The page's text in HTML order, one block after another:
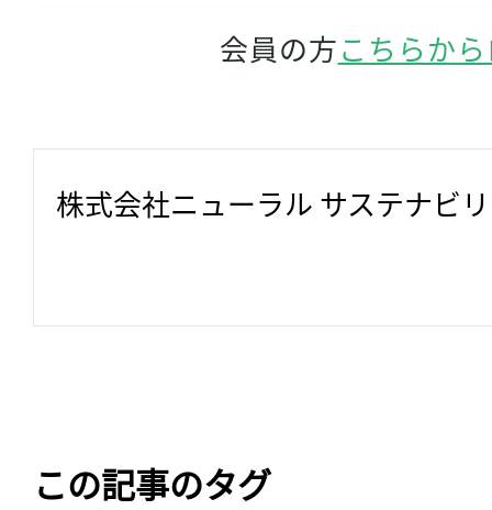
会員の方こちらか
株式会社ニューラル サステナビ
この記事のタグ